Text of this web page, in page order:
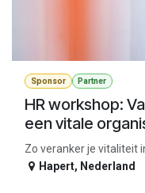
Sponsor Partner
HR workshop:
een vitale
Zo veranker je vitaliteit
Hapert, Nederland